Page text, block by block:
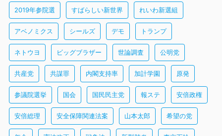
2019年参院選 すばらしい新世界 れいわ新選組
アベノミクス シールズ デモ トランプ
ネトウヨ ビッグブラザー 世論調査 公明党
共産党 共謀罪 内閣支持率 加計学園 原発
参議院選挙 国会 国民民主党 報ステ 安倍政権
安倍総理 安全保障関連法案 山本太郎 希望の党